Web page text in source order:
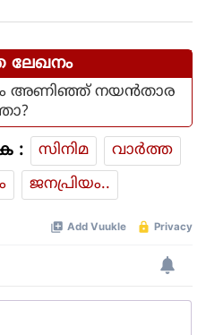
അണിഞ്ഞ് നയന്‍താര
: സിനിമ
വാര്‍ത്ത
ജനപ്രിയം..